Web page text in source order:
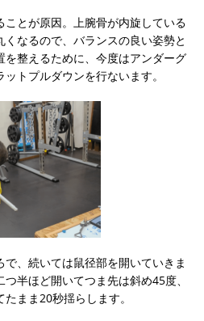
とが原因。上腕骨が内旋している
なるので、バランスの良い姿勢と
を整えるために、今度はアンダーグ
トプルダウンを行ないます。
、続いては鼠径部を開いていきま
半ほど開いてつま先は斜め45度、
まま20秒揺らします。